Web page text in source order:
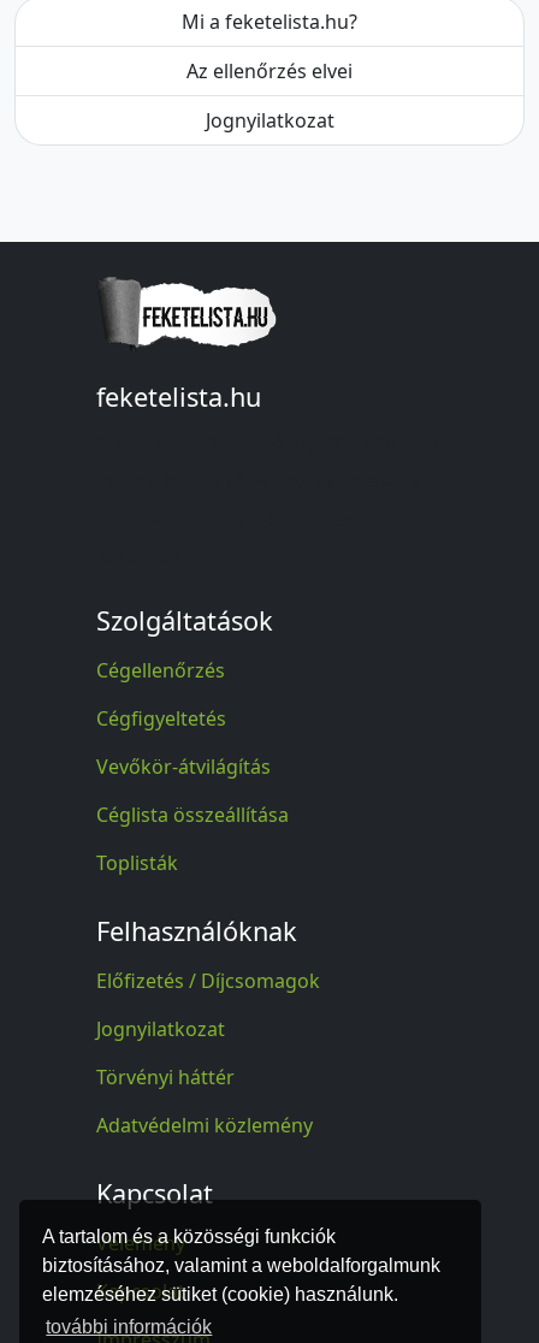
A tartalom és a közösségi funkciók
biztosításához, valamint a weboldalforgalmunk
elemzéséhez sütiket (cookie) használunk.
további információk
Mi a feketelista.hu?
Az ellenőrzés elvei
Jognyilatkozat
feketelista.hu
Szolgáltatások
Cégellenőrzés
Cégfigyeltetés
Vevőkör-átvilágítás
Céglista összeállítása
Toplisták
Felhasználóknak
Előfizetés / Díjcsomagok
Jognyilatkozat
Törvényi háttér
Adatvédelmi közlemény
Kapcsolat
Vélemény
Kapcsolat